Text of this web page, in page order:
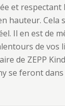
et
hauteur. Cela
Il en est de
de vos
de ZEPP
se feront